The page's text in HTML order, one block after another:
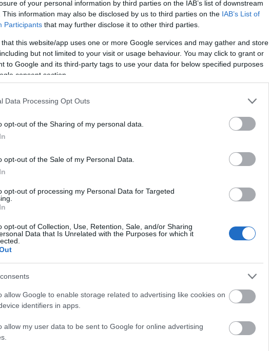
of your personal information by third parties on the IAB’s list of downstream
This information may also be disclosed by us to third parties on the IAB’s List of
Participants that may further disclose it to other third parties.
that this website/app uses one or more Google services and may gather and store
but not limited to your visit or usage behaviour. You may click to grant or
to Google and its third-party tags to use your data for below specified purposes
consent section.
Data Processing Opt Outs
opt-out of the Sharing of my personal data.
opt-out of the Sale of my Personal Data.
opt-out of processing my Personal Data for Targeted
opt-out of Collection, Use, Retention, Sale, and/or Sharing
Data that Is Unrelated with the Purposes for which it
allow Google to enable storage related to advertising like cookies on
identifiers in apps.
allow my user data to be sent to Google for online advertising
να μακρύνεις τα μαλλιά σου; Ώρα να
αυτό το θαυματουργό έλαιο
για εφαρμογή στα μαλλιά δεν λερώνει τα
για να το βάζεις στην τσάντα σου, ώστε να το
ημέρας σε περίπτωση απροσδόκητων γεγονότων. Στα
είναι τα πρώτα που εμποτίζονται με τη μυρωδιά